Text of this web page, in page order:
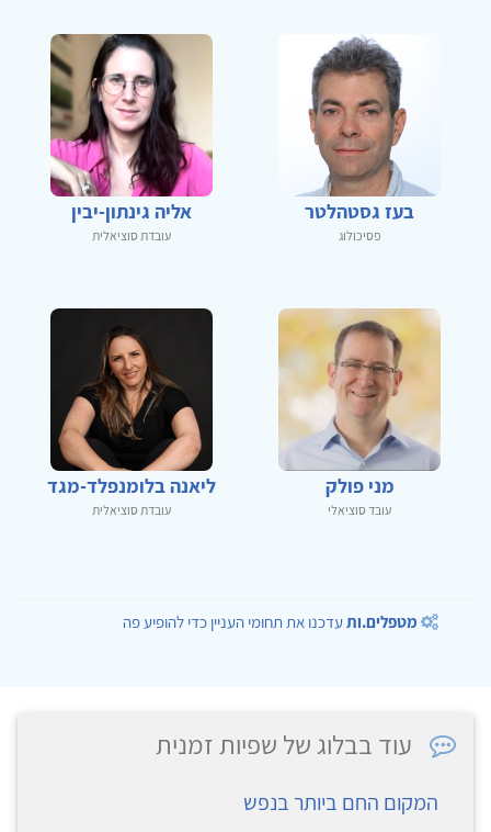
בעז גסטהלטר
פסיכולוג
אליה גינתון-יבין
עובדת סוציאלית
מני פולק
עובד סוציאלי
ליאנה בלומנפלד-מגד
עובדת סוציאלית
מטפלים.ותעדכנו את תחומי העניין כדי להופיע פה
עוד בבלוג של שפיות זמנית
המקום החם ביותר בנפש